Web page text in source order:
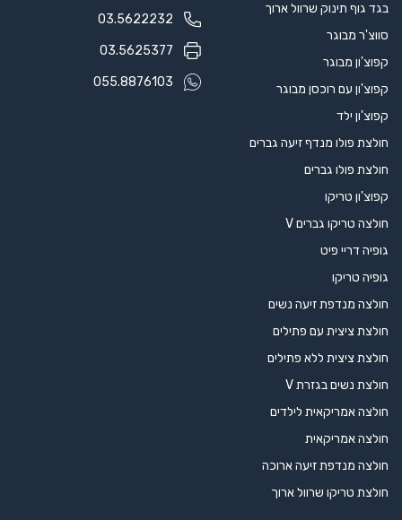
בגד גוף תינוק שרוול ארוך
סווצ'ר מבוגר
קפוצ'ון מבוגר
קפוצ'ון עם רוכסן מבוגר
קפוצ'ון ילד
חולצת פולו מנדף זיעה גברים
חולצת פולו גברים
קפוצ'ון טריקו
חולצה טריקו גברים V
גופיה דריי פיט
גופיה טריקו
חולצה מנדפת זיעה נשים
חולצת ציצית עם פתילים
חולצת ציצית ללא פתילים
חולצת נשים בגזרת V
חולצה אמריקאית לילדים
חולצה אמריקאית
חולצה מנדפת זיעה ארוכה
חולצת טריקו שרוול ארוך
03.5622232
03.5625377
055.8876103